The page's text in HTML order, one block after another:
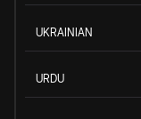
UKRAINIAN
URDU